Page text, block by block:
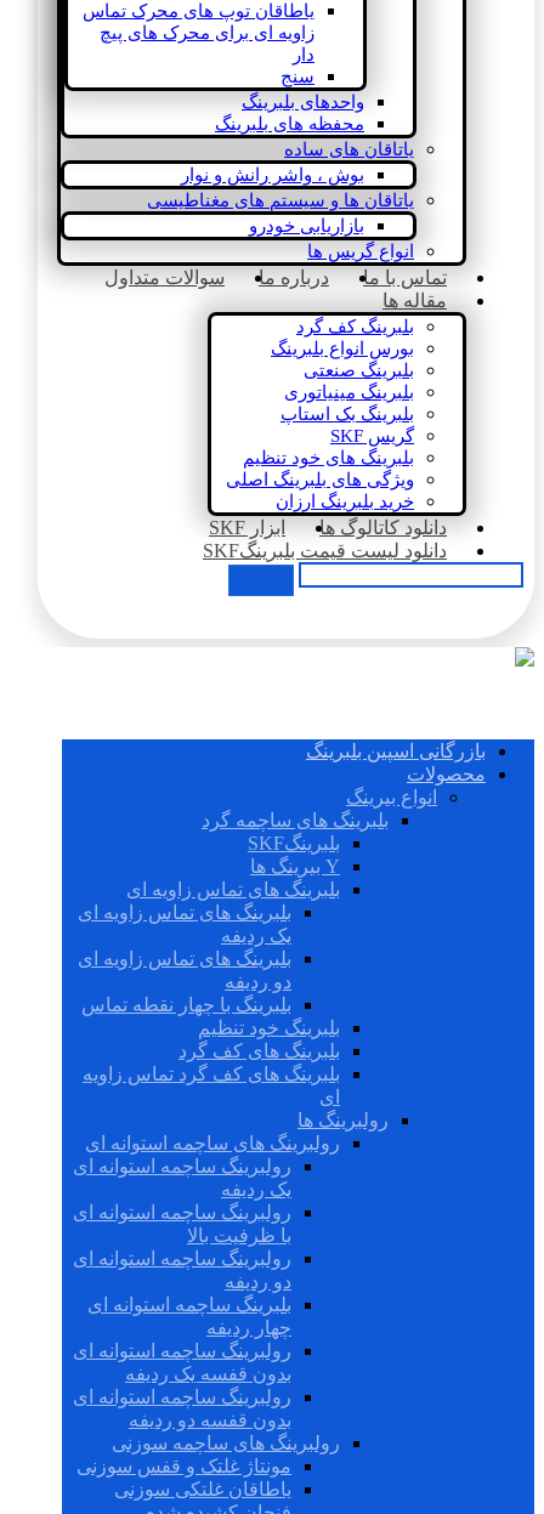
یاطاقان توپ های محرک تماس
زاویه ای برای محرک های پیچ
دار
سنج
واحدهای بلبرینگ
محفظه های بلبرینگ
یاتاقان های ساده
بوش ، واشر رانش و نوار
یاتاقان ها و سیستم های مغناطیسی
بازاریابی خودرو
انواع گریس ها
تماس با ما درباره ما
سوالات متداول
مقاله ها
بلبرینگ کف گرد
بورس انواع بلبرینگ
بلبرینگ صنعتی
بلبرینگ مینیاتوری
بلبرینگ بک استاپ
گریس SKF
بلبرینگ های خود تنظیم
ویژگی های بلبرینگ اصلی
خرید بلبرینگ ارزان
دانلود کاتالوگ ها
ابزار SKF
دانلود لیست قیمت بلبرینگSKF
بازرگانی اسپین بلبرینگ
محصولات
انواع بیرینگ
بلبرینگ های ساچمه گرد
بلبرینگSKF
Y بیرینگ ها
بلبرینگ های تماس زاویه ای
بلبرینگ های تماس زاویه ای
یک ردیفه
بلبرینگ های تماس زاویه ای
دو ردیفه
بلبرینگ با چهار نقطه تماس
بلبرینگ خود تنظیم
بلبرینگ های کف گرد
بلبرینگ های کف گرد تماس زاویه
ای
رولبرینگ ها
رولبرینگ های ساچمه استوانه ای
رولبرینگ ساچمه استوانه ای
یک ردیفه
رولبرینگ ساچمه استوانه ای
با ظرفیت بالا
رولبرینگ ساچمه استوانه ای
دو ردیفه
بلبرینگ ساچمه استوانه ای
چهار ردیفه
رولبرینگ ساچمه استوانه ای
بدون قفسه یک ردیفه
رولبرینگ ساچمه استوانه ای
بدون قفسه دو ردیفه
رولبرینگ های ساچمه سوزنی
مونتاژ غلتک و قفس سوزنی
یاطاقان غلتکی سوزنی